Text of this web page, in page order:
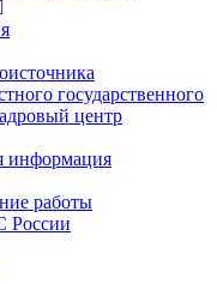
государственного
центр
информация
работы
России